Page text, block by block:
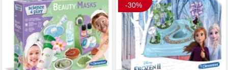
-30%